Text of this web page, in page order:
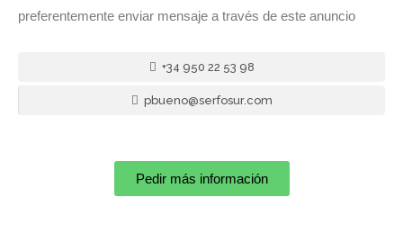
preferentemente enviar mensaje a través de este anuncio
+34 950 22 53 98
pbueno@serfosur.com
Pedir más información